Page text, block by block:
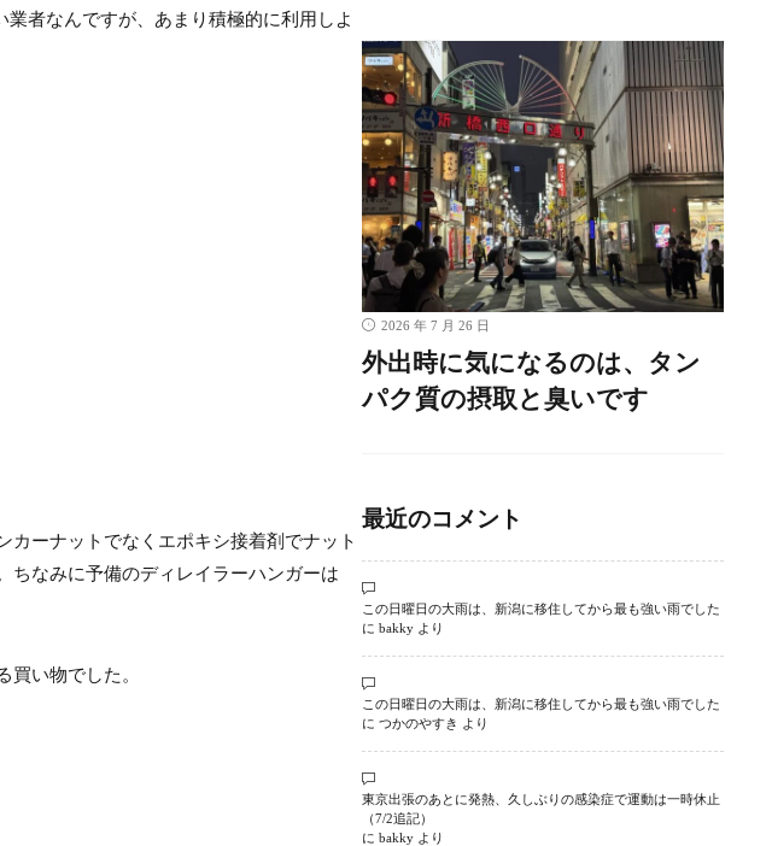
者なんですが、あまり積極的に利用しよ
カーナットでなくエポキシ接着剤でナット
ちなみに予備のディレイラーハンガーは
い物でした。
2026 年 7 月 26 日
外出時に気になるのは、タン
パク質の摂取と臭いです
最近のコメント
この日曜日の大雨は、新潟に移住してから最も強い雨でした
に bakky より
この日曜日の大雨は、新潟に移住してから最も強い雨でした
に つかのやすき より
東京出張のあとに発熱、久しぶりの感染症で運動は一時休止
（7/2追記）
に bakky より